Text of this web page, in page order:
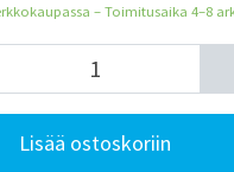
– Toimitusaika 4–8
Lisää ostoskoriin